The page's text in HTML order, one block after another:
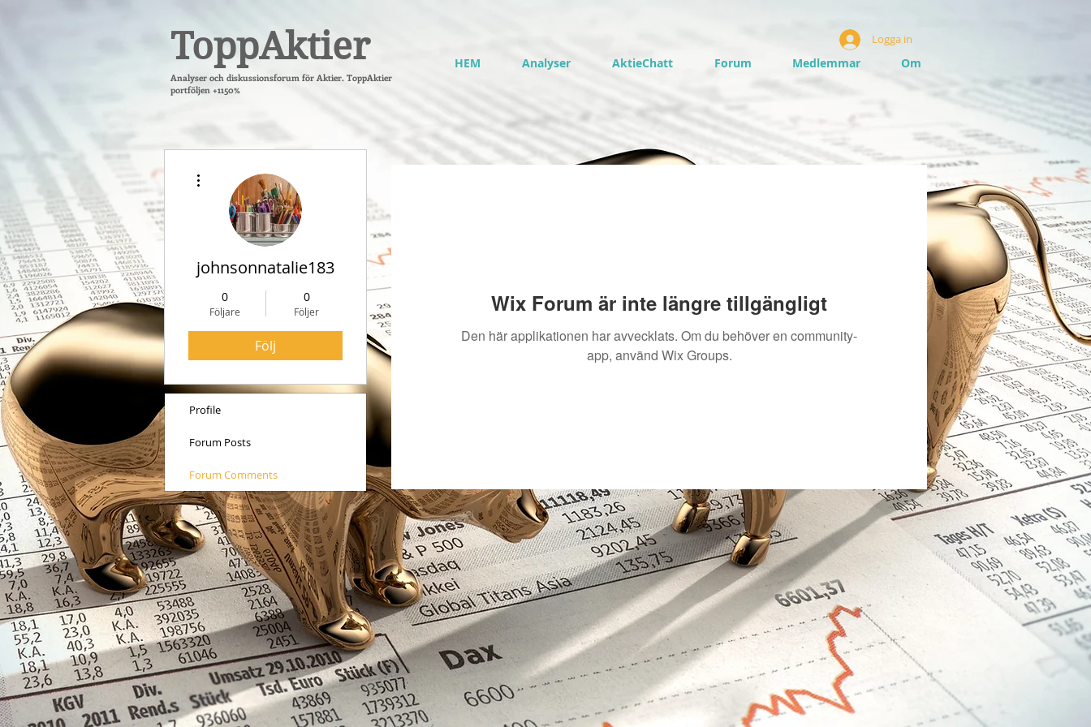
ToppAktier
Analyser och diskussionsforum för Aktier. ToppAktier
portföljen +1150%
HEM Analyser AktieChatt Forum Medlemmar Om
Logga in
Wix Forum är inte längre tillgängligt
Den här applikationen har avvecklats. Om du behöver en community-
app, använd Wix Groups.
johnsonnatalie183
0
Följare
0
Följer
Följ
Profile
Forum Posts
Forum Comments